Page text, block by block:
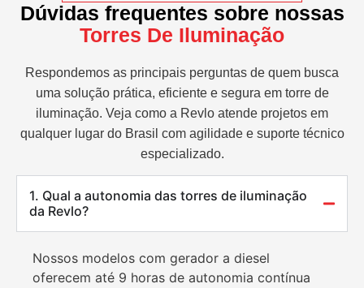
Dúvidas frequentes sobre nossas
Torres De Iluminação
Respondemos as principais perguntas de quem busca
uma solução prática, eficiente e segura em torre de
iluminação. Veja como a Revlo atende projetos em
qualquer lugar do Brasil com agilidade e suporte técnico
especializado.
1. Qual a autonomia das torres de iluminação
da Revlo?
Nossos modelos com gerador a diesel
oferecem até 9 horas de autonomia contínua